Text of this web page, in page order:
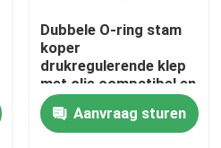
Dubbele O-ring stam
koper
drukregulerende klep
met olie compatibel en
duurzame constructie
voor zware
omstandigheden
Aanvraag sturen